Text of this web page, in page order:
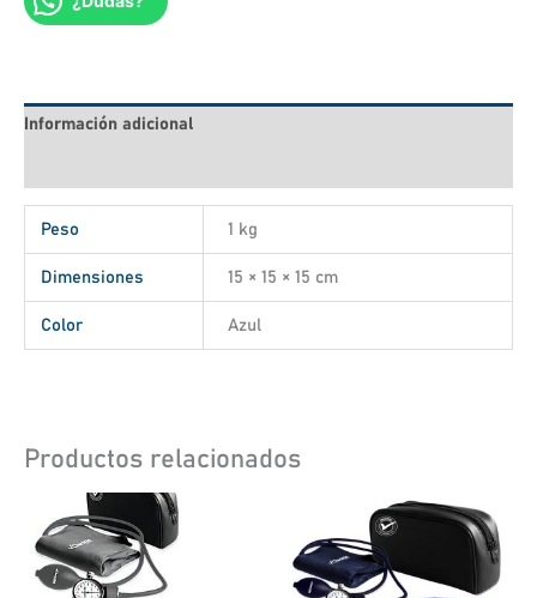
Información adicional
Peso 1 kg
Dimensiones 15 × 15 × 15 cm
Color Azul
Productos relacionados